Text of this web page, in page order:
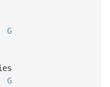
G
G